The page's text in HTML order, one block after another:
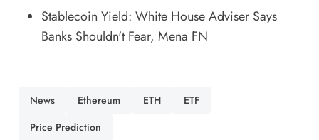
Stablecoin Yield: White House Adviser Says
Banks Shouldn't Fear, Mena FN
News Ethereum ETH
ETF
Price Prediction